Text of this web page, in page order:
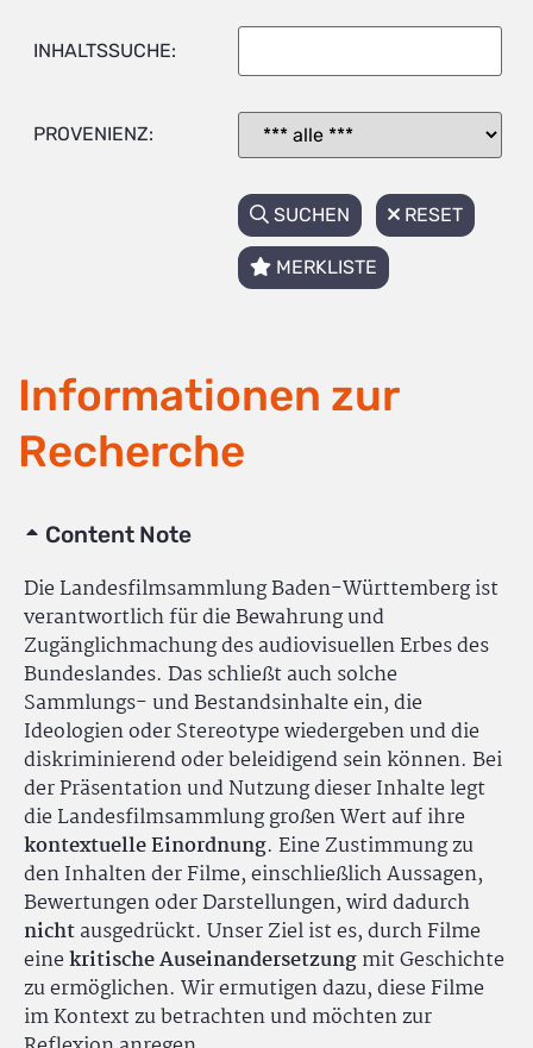
INHALTSSUCHE:
PROVENIENZ:
SUCHEN RESET
MERKLISTE
Informationen zur
Recherche
Content Note
Die Landesfilmsammlung Baden-Württemberg ist
verantwortlich für die Bewahrung und
Zugänglichmachung des audiovisuellen Erbes des
Bundeslandes. Das schließt auch solche
Sammlungs- und Bestandsinhalte ein, die
Ideologien oder Stereotype wiedergeben und die
diskriminierend oder beleidigend sein können. Bei
der Präsentation und Nutzung dieser Inhalte legt
die Landesfilmsammlung großen Wert auf ihre
kontextuelle Einordnung. Eine Zustimmung zu
den Inhalten der Filme, einschließlich Aussagen,
Bewertungen oder Darstellungen, wird dadurch
nichtausgedrückt. Unser Ziel ist es, durch Filme
einekritische Auseinandersetzungmit Geschichte
zu ermöglichen. Wir ermutigen dazu, diese Filme
im Kontext zu betrachten und möchten zur